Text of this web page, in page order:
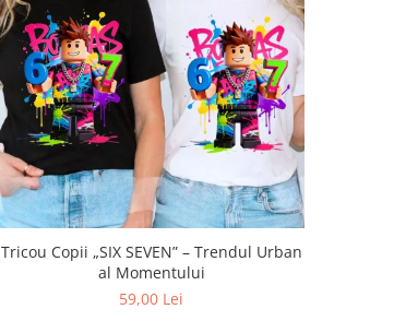
Tricou Copii „SIX SEVEN” – Trendul Urban
al Momentului
59,00 Lei